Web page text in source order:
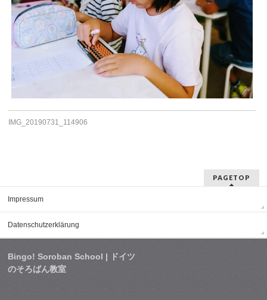
IMG_20190731_114906
PAGETOP
Impressum
Datenschutzerklärung
Bingo! Soroban School | ドイツ
のそろばん教室